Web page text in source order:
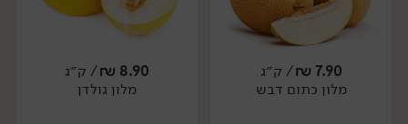
יח׳ יח׳
7.90
₪/ ק״ג
מלון כתום דבש
8.90
₪/ ק״ג
מלון גולדן